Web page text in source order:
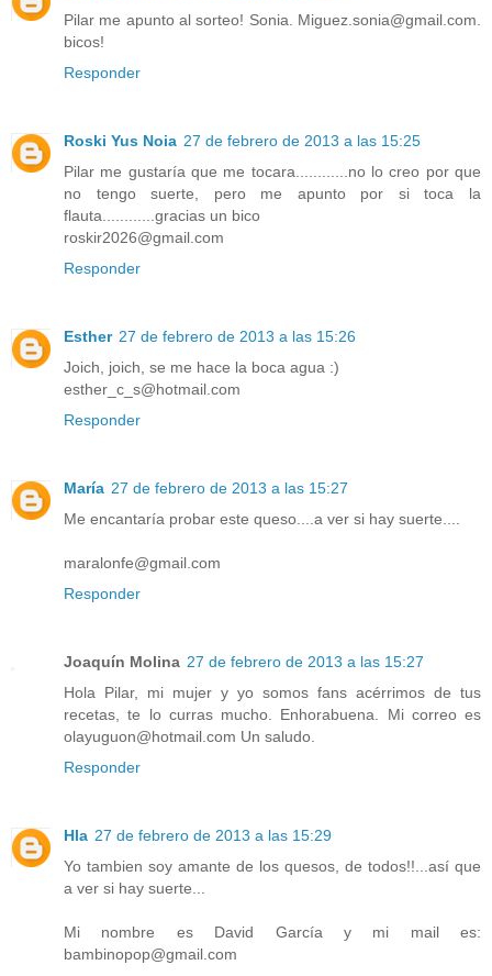
Pilar me apunto al sorteo! Sonia. Miguez.sonia@gmail.com.
bicos!
Responder
Roski Yus Noia 27 de febrero de 2013 a las 15:25
Pilar me gustaría que me tocara............no lo creo por que
no tengo suerte, pero me apunto por si toca la
flauta............gracias un bico
roskir2026@gmail.com
Responder
Esther 27 de febrero de 2013 a las 15:26
Joich, joich, se me hace la boca agua :)
esther_c_s@hotmail.com
Responder
María 27 de febrero de 2013 a las 15:27
Me encantaría probar este queso....a ver si hay suerte....
maralonfe@gmail.com
Responder
Joaquín Molina 27 de febrero de 2013 a las 15:27
Hola Pilar, mi mujer y yo somos fans acérrimos de tus
recetas, te lo curras mucho. Enhorabuena. Mi correo es
olayuguon@hotmail.com Un saludo.
Responder
Hla 27 de febrero de 2013 a las 15:29
Yo tambien soy amante de los quesos, de todos!!...así que
a ver si hay suerte...
Mi nombre es David García y mi mail es:
bambinopop@gmail.com